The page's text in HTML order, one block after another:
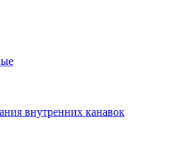
внутренних канавок